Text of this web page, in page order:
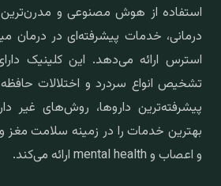
استفاده از هوش مصنوعی و
درمانی، خدمات پیشرفته‌ای در درمان
استرس ارائه می‌دهد. این کلینیک
تشخیص انواع سردرد و اختلالات
بهترین خدمات را در زمینه سلامت مغز
و اعصاب و mental health ارائه می‌کند.